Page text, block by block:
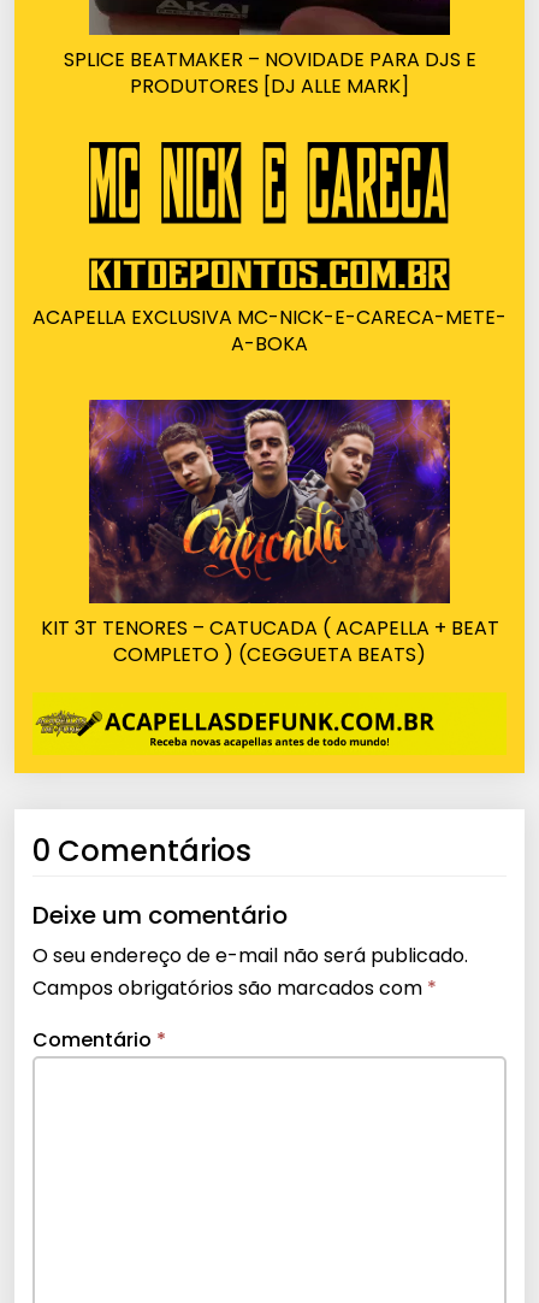
SPLICE BEATMAKER – NOVIDADE PARA DJS E
PRODUTORES [DJ ALLE MARK]
ACAPELLA EXCLUSIVA MC-NICK-E-CARECA-METE-
A-BOKA
KIT 3T TENORES – CATUCADA ( ACAPELLA + BEAT
COMPLETO ) (CEGGUETA BEATS)
0 Comentários
Deixe um comentário
O seu endereço de e-mail não será publicado.
Campos obrigatórios são marcados com *
Comentário *